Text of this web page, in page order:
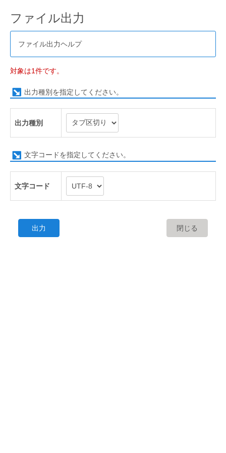
ファイル出力
ファイル出力ヘルプ
対象は1件です。
出力種別を指定してください。
出力種別
文字コードを指定してください。
文字コード